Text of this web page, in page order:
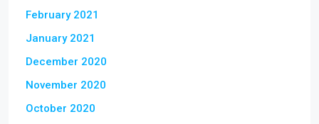
February 2021
January 2021
December 2020
November 2020
October 2020